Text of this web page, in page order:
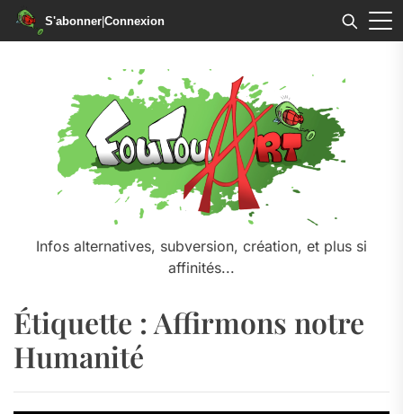
S'abonner|Connexion
Infos alternatives, subversion, création, et plus si
affinités...
Étiquette : Affirmons notre
Humanité